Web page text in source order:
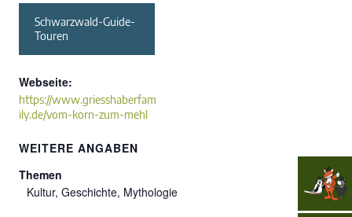
Schwarzwald-Guide-
Touren
Webseite:
https://www.griesshaberfam
ily.de/vom-korn-zum-mehl
WEITERE ANGABEN
Themen
Kultur, Geschichte, Mythologie